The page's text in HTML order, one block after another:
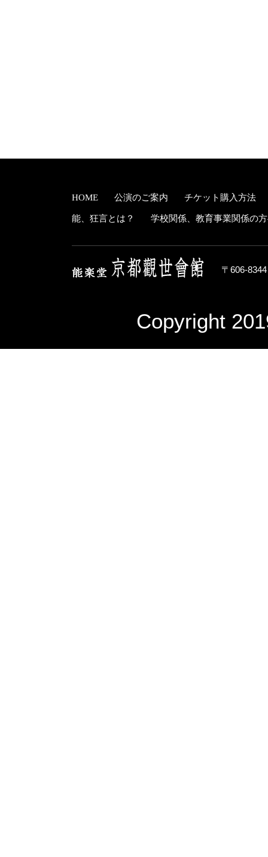
HOME 公演のご案内 チケット購入方法
能、狂言とは？ 学校関係、教育事業関係の
〒606-
Copyright